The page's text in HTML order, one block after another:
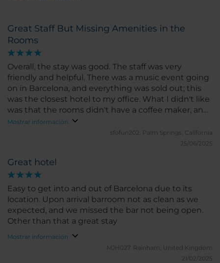
Great Staff But Missing Amenities in the
Rooms
Overall, the stay was good. The staff was very
friendly and helpful. There was a music event going
on in Barcelona, and everything was sold out; this
was the closest hotel to my office. What I didn't like
was that the rooms didn't have a coffee maker, and
you had to go downstairs to get coffee. Also, the
room doors slam shut and are very loud. It also
didn't have an iron or board in the room; you had to
Mostrar información
sfofun202.
Palm Springs, California
25/06/2025
Great hotel
Easy to get into and out of Barcelona due to its
location. Upon arrival barroom not as clean as we
expected, and we missed the bar not being open.
Other than that a great stay
Mostrar información
MJH027. Rainham, United Kingdom
21/02/2025